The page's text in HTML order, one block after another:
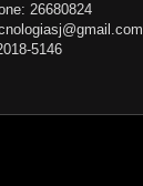
26680824
5146